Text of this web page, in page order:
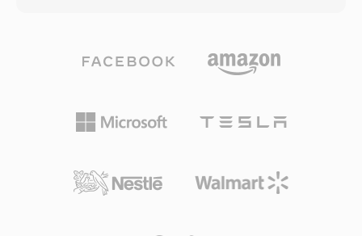
داخل ملفات M4V الخالية من DRM يمكن معالجتها
بأي أداة تحرير أو تحويل حديثة تقريباً دون الحاجة إلى
واسعة للغاية من الترميزات بما في ذلك H.264
مقترنة بميزات مثل دعم المسارات المتعددة والأفلام
في إنتاج الفيديو الاحترافي. يُعد ترميز ProRes من